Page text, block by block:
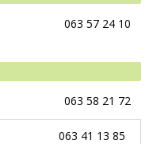
063 57 24 10
063 58 21 72
063 41 13 85